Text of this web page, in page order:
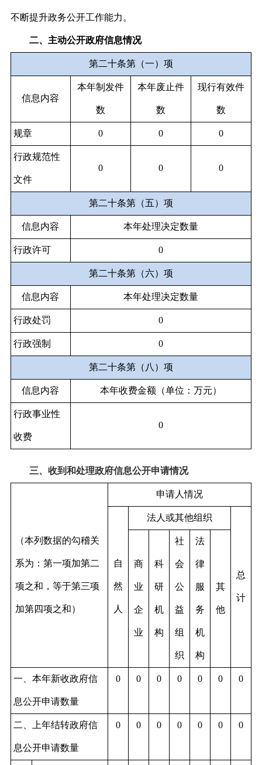
不断提升政务公开工作能力。
二、主动公开政府信息情况
第二十条第（一）项
信息内容
本年制发件
数
本年废止件
数
现行有效件
数
规章 0 0 0
行政规范性
文件
0 0 0
第二十条第（五）项
信息内容 本年处理决定数量
行政许可 0
第二十条第（六）项
信息内容 本年处理决定数量
行政处罚 0
行政强制 0
第二十条第（八）项
信息内容 本年收费金额（单位：万元）
行政事业性
收费
0
三、收到和处理政府信息公开申请情况
（本列数据的勾稽关
系为：第一项加第二
项之和，等于第三项
加第四项之和）
申请人情况
自
然
人
法人或其他组织
总
计
商
业
企
业
科
研
机
构
社
会
公
益
组
织
法
律
服
务
机
构
其
他
一、本年新收政府信
息公开申请数量
0 0 0 0 0 0 0
二、上年结转政府信
息公开申请数量
0 0 0 0 0 0 0